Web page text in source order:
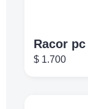
Racor
$ 1.700